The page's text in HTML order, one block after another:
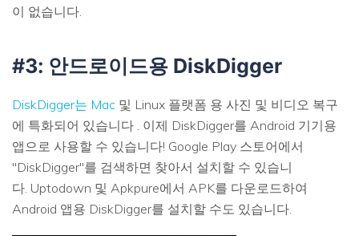
이 없습니다.
#3: 안드로이드용 DiskDigger
DiskDigger는 Mac 및 Linux 플랫폼 용 사진 및 비디오 복구
에 특화되어 있습니다 . 이제 DiskDigger를 Android 기기용
앱으로 사용할 수 있습니다! Google Play 스토어에서
"DiskDigger"를 검색하면 찾아서 설치할 수 있습니
다. Uptodown 및 Apkpure에서 APK를 다운로드하여
Android 앱용 DiskDigger를 설치할 수도 있습니다.